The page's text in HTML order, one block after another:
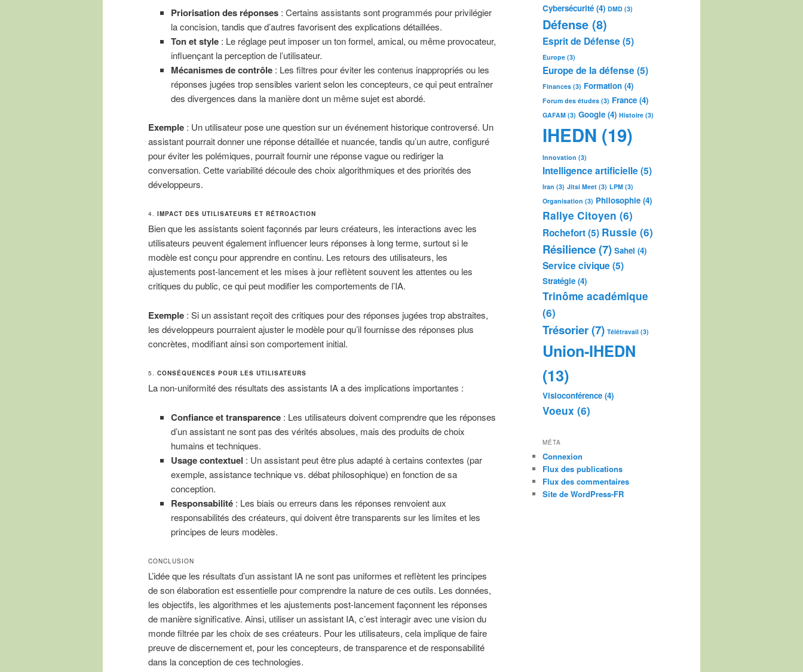
Priorisation des réponses: Certains assistants sont programmés pour privilégier
la concision, tandis que d’autres favorisent des explications détaillées.
Ton et style: Le réglage peut imposer un ton formel, amical, ou même provocateur,
influençant la perception de l’utilisateur.
Mécanismes de contrôle: Les filtres pour éviter les contenus inappropriés ou les
réponses jugées trop sensibles varient selon les concepteurs, ce qui peut entraîner
des divergences dans la manière dont un même sujet est abordé.
Exemple : Un utilisateur pose une question sur un événement historique controversé. Un
assistant pourrait donner une réponse détaillée et nuancée, tandis qu’un autre, configuré
pour éviter les polémiques, pourrait fournir une réponse vague ou rediriger la
conversation. Cette variabilité découle des choix algorithmiques et des priorités des
développeurs.
4. IMPACT DES UTILISATEURS ET RÉTROACTION
Bien que les assistants soient façonnés par leurs créateurs, les interactions avec les
utilisateurs peuvent également influencer leurs réponses à long terme, surtout si le
modèle est conçu pour apprendre en continu. Les retours des utilisateurs, les
ajustements post-lancement et les mises à jour reflètent souvent les attentes ou les
critiques du public, ce qui peut modifier les comportements de l’IA.
Exemple : Si un assistant reçoit des critiques pour des réponses jugées trop abstraites,
les développeurs pourraient ajuster le modèle pour qu’il fournisse des réponses plus
concrètes, modifiant ainsi son comportement initial.
5. CONSÉQUENCES POUR LES UTILISATEURS
La non-uniformité des résultats des assistants IA a des implications importantes :
Confiance et transparence: Les utilisateurs doivent comprendre que les réponses
d’un assistant ne sont pas des vérités absolues, mais des produits de choix
humains et techniques.
Usage contextuel : Un assistant peut être plus adapté à certains contextes (par
exemple, assistance technique vs. débat philosophique) en fonction de sa
conception.
Responsabilité: Les biais ou erreurs dans les réponses renvoient aux
responsabilités des créateurs, qui doivent être transparents sur les limites et les
principes de leurs modèles.
CONCLUSION
L’idée que les résultats d’un assistant IA ne sont pas uniformes et reflètent les principes
de son élaboration est essentielle pour comprendre la nature de ces outils. Les données,
les objectifs, les algorithmes et les ajustements post-lancement façonnent les réponses
de manière significative. Ainsi, utiliser un assistant IA, c’est interagir avec une vision du
monde filtrée par les choix de ses créateurs. Pour les utilisateurs, cela implique de faire
preuve de discernement et, pour les concepteurs, de transparence et de responsabilité
dans la conception de ces technologies.
Cybersécurité (4) DMD (3)
Défense (8)
Esprit de Défense (5)
Europe (3)
Europe de la défense (5)
Finances (3) Formation (4)
Forum des études (3) France (4)
GAFAM (3) Google (4) Histoire (3)
IHEDN (19)
Innovation (3)
Intelligence artificielle (5)
Iran (3) Jitsi Meet (3) LPM (3)
Organisation (3) Philosophie (4)
Rallye Citoyen (6)
Rochefort(5) Russie (6)
Résilience(7) Sahel (4)
Service civique (5)
Stratégie (4)
Trinôme académique
(6)
Trésorier(7) Télétravail (3)
Union-IHEDN
(13)
Visioconférence (4)
Voeux (6)
MÉTA
Connexion
Flux des publications
Flux des commentaires
Site de WordPress-FR